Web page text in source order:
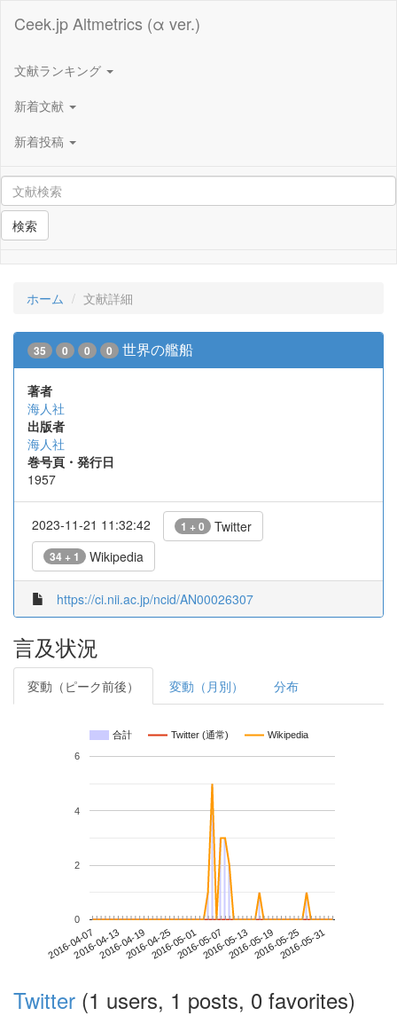
Ceek.jp Altmetrics (α ver.)
文献ランキング
新着文献
新着投稿
検索
ホーム 文献詳細
35 0 0 0 世界の艦船
著者
海人社
出版者
海人社
巻号頁・発行日
1957
2023-11-21 11:32:42 1 + 0 Twitter
34 + 1 Wikipedia
https://ci.nii.ac.jp/ncid/AN00026307
言及状況
変動（ピーク前後） 変動（月別） 分布
合計 Twitter (通常) Wikipedia
2016-04-072016-04-132016-04-192016-04-252016-05-012016-05-072016-05-132016-05-192016-05-252016-05-31
0
2
4
6
Twitter (1 users, 1 posts, 0 favorites)